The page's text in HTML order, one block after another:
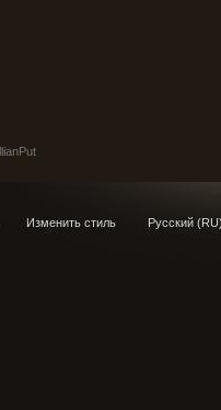
Изменить стиль Русский